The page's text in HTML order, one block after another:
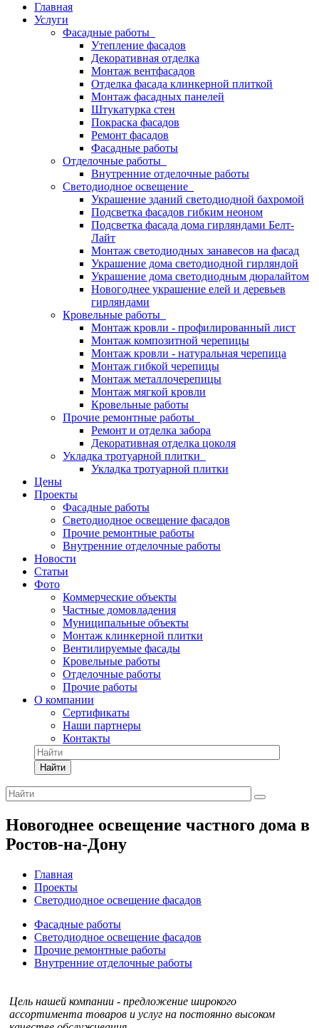
Главная
Услуги
Фасадные работы
Утепление фасадов
Декоративная отделка
Монтаж вентфасадов
Отделка фасада клинкерной плиткой
Монтаж фасадных панелей
Штукатурка стен
Покраска фасадов
Ремонт фасадов
Фасадные работы
Отделочные работы
Внутренние отделочные работы
Светодиодное освещение
Украшение зданий светодиодной бахромой
Подсветка фасадов гибким неоном
Подсветка фасада дома гирляндами Белт-
Лайт
Монтаж светодиодных занавесов на фасад
Украшение дома светодиодной гирляндой
Украшение дома светодиодным дюралайтом
Новогоднее украшение елей и деревьев
гирляндами
Кровельные работы
Монтаж кровли - профилированный лист
Монтаж композитной черепицы
Монтаж кровли - натуральная черепица
Монтаж гибкой черепицы
Монтаж металлочерепицы
Монтаж мягкой кровли
Кровельные работы
Прочие ремонтные работы
Ремонт и отделка забора
Декоративная отделка цоколя
Укладка тротуарной плитки
Укладка тротуарной плитки
Цены
Проекты
Фасадные работы
Светодиодное освещение фасадов
Прочие ремонтные работы
Внутренние отделочные работы
Новости
Статьи
Фото
Коммерческие объекты
Частные домовладения
Муниципальные объекты
Монтаж клинкерной плитки
Вентилируемые фасады
Кровельные работы
Отделочные работы
Прочие работы
О компании
Сертификаты
Наши партнеры
Контакты
Найти
Новогоднее освещение частного дома в
Ростов-на-Дону
Главная
Проекты
Светодиодное освещение фасадов
Фасадные работы
Светодиодное освещение фасадов
Прочие ремонтные работы
Внутренние отделочные работы
Цель нашей компании - предложение широкого
ассортимента товаров и услуг на постоянно высоком